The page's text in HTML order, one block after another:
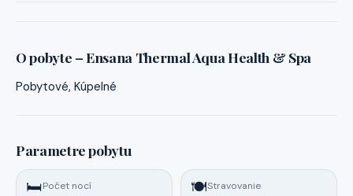
O pobyte – Ensana Thermal Aqua Health & Spa
Pobytové, Kúpelné
Parametre pobytu
🛏️Počet nocí 🍽️Stravovanie